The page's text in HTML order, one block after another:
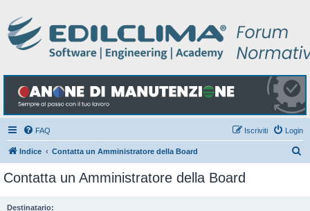
FAQ Login
Iscriviti
Indice Contatta un Amministratore della Board
Contatta un Amministratore della Board
Destinatario: